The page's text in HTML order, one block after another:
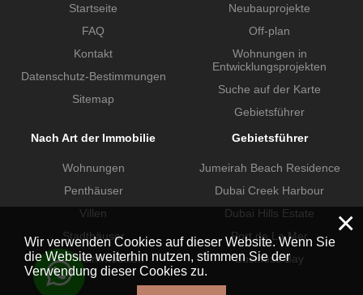
Startseite
FAQ
Kontakt
Datenschutz-Bestimmungen
Sitemap
Neubauprojekte
Off-plan
Wohnungen in
Entwicklungsprojekten
Suche auf der Karte
Gebietsführer
Nach Art der Immobilie
Wohnungen
Penthäuser
Villen
Stadthäuser
Gewerbeimmobilien
Gebietsführer
Jumeirah Beach Residence
Dubai Creek Harbour
Dubai Hills Estate
Port de La Mer
Business Bay
×
Wir verwenden Cookies auf dieser Website. Wenn Sie
die Website weiterhin nutzen, stimmen Sie der
Verwendung dieser Cookies zu.